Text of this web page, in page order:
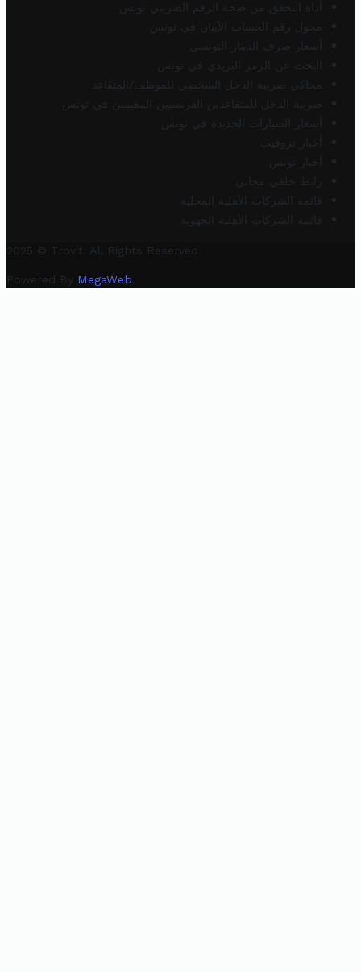
أداة التحقق من صحة الرقم الضريبي تونس
محول رقم الحساب الآيبان في تونس
أسعار صرف الدينار التونسي
البحث عن الرمز البريدي في تونس
محاكي ضريبة الدخل الشخصي للموظف/المتقاعد
ضريبة الدخل للمتقاعدين الفرنسيين المقيمين في تونس
أسعار السيارات الجديدة في تونس
أخبار تروفيت
أخبار تونس
رابط خلفي مجاني
قائمة الشركات الأهلية المحلية
قائمة الشركات الأهلية الجهوية
2025 © Trovit. All Rights Reserved.
Powered By MegaWeb